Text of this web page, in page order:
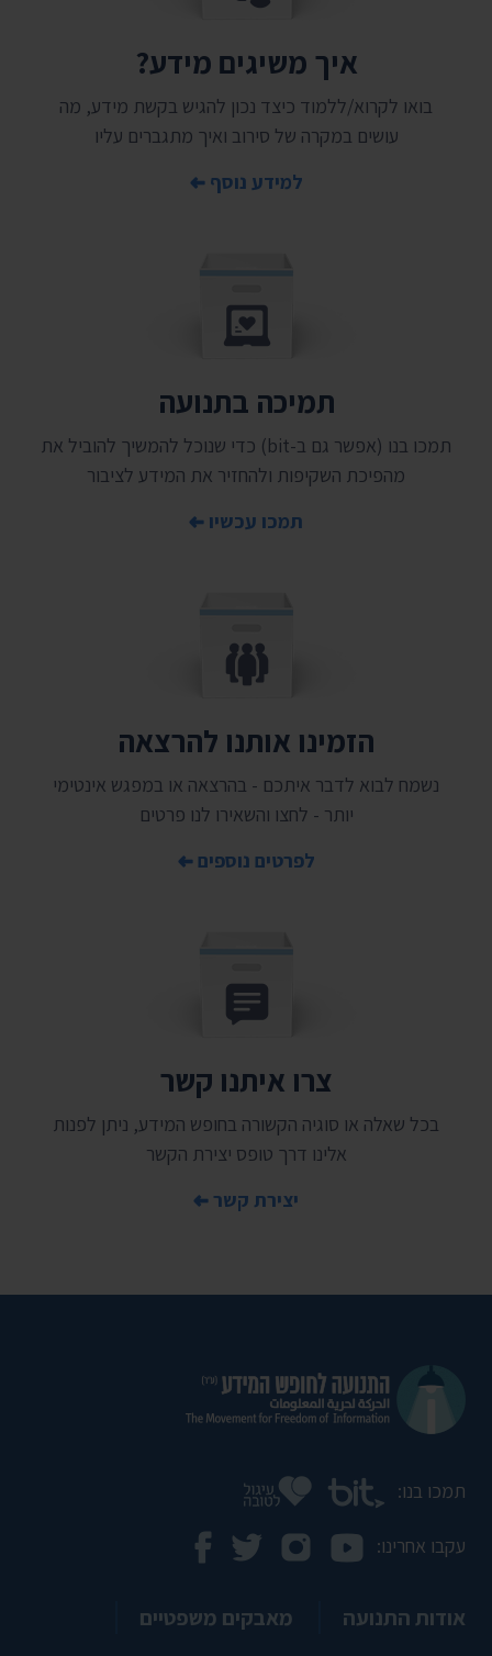
איך משיגים מידע?
בואו לקרוא/ללמוד כיצד נכון להגיש בקשת מידע, מה
עושים במקרה של סירוב ואיך מתגברים עליו
למידע נוסף
תמיכה בתנועה
תמכו בנו (אפשר גם ב-bit) כדי שנוכל להמשיך להוביל את
מהפיכת השקיפות ולהחזיר את המידע לציבור
תמכו עכשיו
הזמינו אותנו להרצאה
נשמח לבוא לדבר איתכם - בהרצאה או במפגש אינטימי
יותר - לחצו והשאירו לנו פרטים
לפרטים נוספים
צרו איתנו קשר
בכל שאלה או סוגיה הקשורה בחופש המידע, ניתן לפנות
אלינו דרך טופס יצירת הקשר
יצירת קשר
תמכו בנו:
עקבו אחרינו:
אודות התנועה מאבקים משפטיים